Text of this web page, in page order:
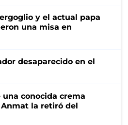
y el actual papa
una misa en
desaparecido en el
conocida crema
la retiró del